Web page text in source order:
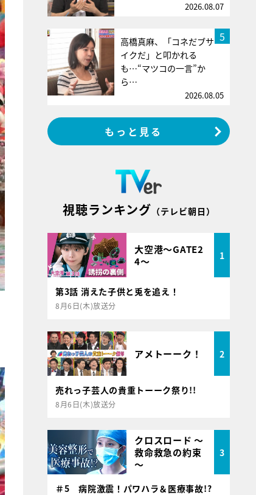
2026.08.07
5
高橋真麻、「コネだブサ
イクだ」と叩かれる
も…“マツコの一言”か
ら…
2026.08.05
もっと見る
視聴ランキング （テレビ朝日）
大空港～GATE2
4～
1
第3話 消えた子供と兎を追え！
8月6日(木)放送分
アメトーーク！ 2
売れっ子芸人の貴重トーーク祭り!!
8月6日(木)放送分
クロスロード ～
救命救急の約束
～
3
＃5 病院激震！パワハラ＆医療事故!?